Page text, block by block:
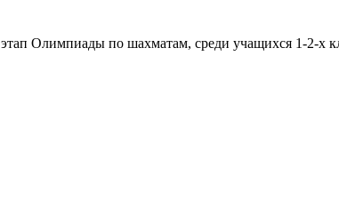
Олимпиады по шахматам, среди учащихся 1-2-х